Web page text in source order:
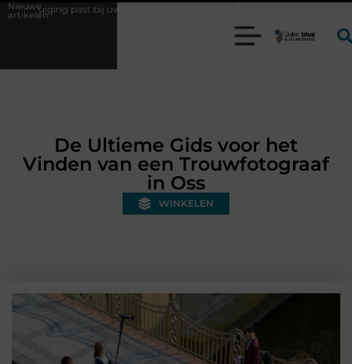
Nieuwe
artikelen
productieproces? Wat is een bonded warehouse in Nederland en
De Ultieme Gids voor het
Vinden van een Trouwfotograaf
in Oss
WINKELEN